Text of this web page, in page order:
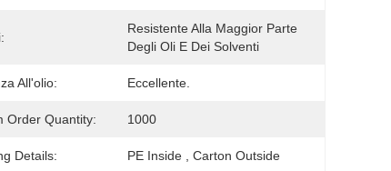
Resistente Alla Maggior Parte
Degli Oli E Dei Solventi
All'olio: Eccellente.
Order Quantity: 1000
Details: PE Inside , Carton Outside